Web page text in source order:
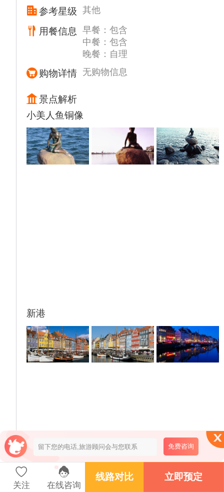
步，能欣赏到丹麦海岸的粗犷之美。
后前往安徒生的故乡—欧登塞。
【安徒生博物馆】入内(游览约1.5小时),博物
馆详细介绍了安徒生的生平故事和创作历程，
馆内收藏了大量与安徒生相关的文物、手稿和
作品，让游客仿佛置身于童话世界之中。
【安徒生儿时故居】入内，位于欧登塞市蒙基
莫莱街3号，他在这里一直生活到14岁。这是
一座面积仅18平方米的黄色木质结构小屋，屋
内按安徒生自传中的描述布置，展示着做鞋工
具、旧床等物品，体现了他早年的贫困生活。
1905年，为纪念安徒生诞辰100周年，在故居
旁建起了安徒生博物馆，后经多次扩建，馆内
参考星级 其他
用餐信息
早餐：包含
中餐：包含
晚餐：自理
购物详情 无购物信息
景点解析
小美人鱼铜像
新港
关注 在线咨询
线路对比 立即预定
免费咨询